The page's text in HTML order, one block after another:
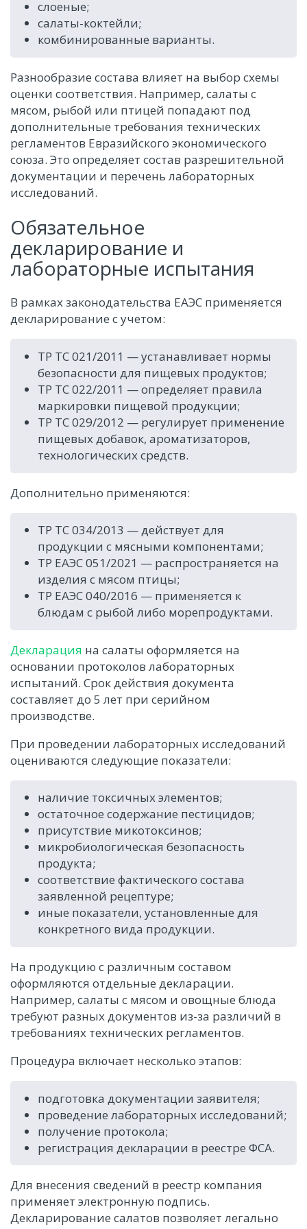
слоеные;
салаты-коктейли;
комбинированные варианты.
Разнообразие состава влияет на выбор схемы
оценки соответствия. Например, салаты с
мясом, рыбой или птицей попадают под
дополнительные требования технических
регламентов Евразийского экономического
союза. Это определяет состав разрешительной
документации и перечень лабораторных
исследований.
Обязательное
декларирование и
лабораторные испытания
В рамках законодательства ЕАЭС применяется
декларирование с учетом:
ТР ТС 021/2011 — устанавливает нормы
безопасности для пищевых продуктов;
ТР ТС 022/2011 — определяет правила
маркировки пищевой продукции;
ТР ТС 029/2012 — регулирует применение
пищевых добавок, ароматизаторов,
технологических средств.
Дополнительно применяются:
ТР ТС 034/2013 — действует для
продукции с мясными компонентами;
ТР ЕАЭС 051/2021 — распространяется на
изделия с мясом птицы;
ТР ЕАЭС 040/2016 — применяется к
блюдам с рыбой либо морепродуктами.
Декларация на салаты оформляется на
основании протоколов лабораторных
испытаний. Срок действия документа
составляет до 5 лет при серийном
производстве.
При проведении лабораторных исследований
оцениваются следующие показатели:
наличие токсичных элементов;
остаточное содержание пестицидов;
присутствие микотоксинов;
микробиологическая безопасность
продукта;
соответствие фактического состава
заявленной рецептуре;
иные показатели, установленные для
конкретного вида продукции.
На продукцию с различным составом
оформляются отдельные декларации.
Например, салаты с мясом и овощные блюда
требуют разных документов из-за различий в
требованиях технических регламентов.
Процедура включает несколько этапов:
подготовка документации заявителя;
проведение лабораторных исследований;
получение протокола;
регистрация декларации в реестре ФСА.
Для внесения сведений в реестр компания
применяет электронную подпись.
Декларирование салатов позволяет легально